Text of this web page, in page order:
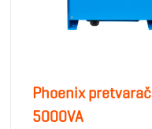
Phoenix pretvarač
5000VA